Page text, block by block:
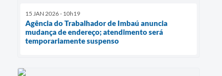
15 JAN 2026 - 10h19
Agência do Trabalhador de Imbaú anuncia
mudança de endereço; atendimento será
temporariamente suspenso